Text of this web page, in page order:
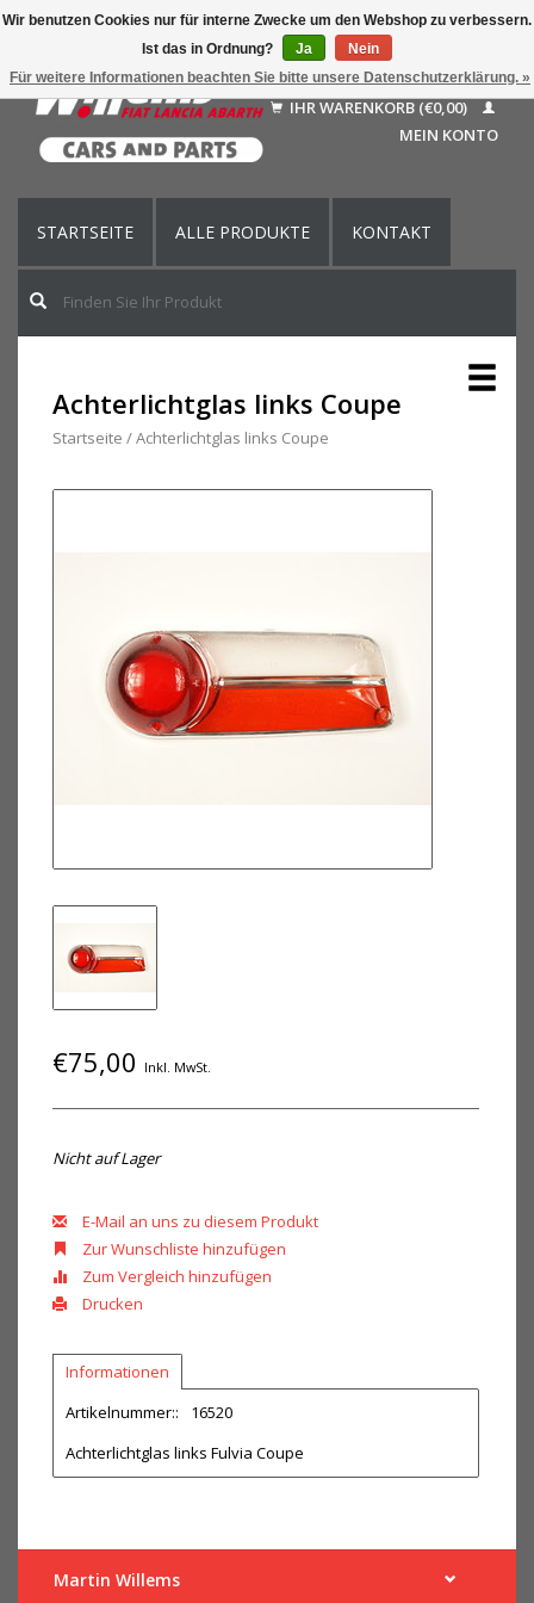
Nederlands
Français
English (US)
IHR WARENKORB (€0,00)
MEIN KONTO
STARTSEITE ALLE PRODUKTE KONTAKT
Achterlichtglas links Coupe
Startseite /Achterlichtglas links Coupe
€75,00 Inkl. MwSt.
Nicht auf Lager
E-Mail an uns zu diesem Produkt
Zur Wunschliste hinzufügen
Zum Vergleich hinzufügen
Drucken
Informationen
Artikelnummer::
16520
Achterlichtglas links Fulvia Coupe
Martin Willems
Wir benutzen Cookies nur für interne Zwecke um den Webshop zu verbessern.
Ist das in Ordnung?
Ja
Nein
Für weitere Informationen beachten Sie bitte unsere Datenschutzerklärung. »